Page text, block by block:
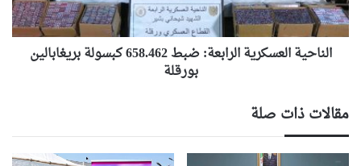
بورقلة
الناحية العسكرية الرابعة: ضبط 658.462 كبسولة بريغابالين
بورقلة
مقالات ذات صلة